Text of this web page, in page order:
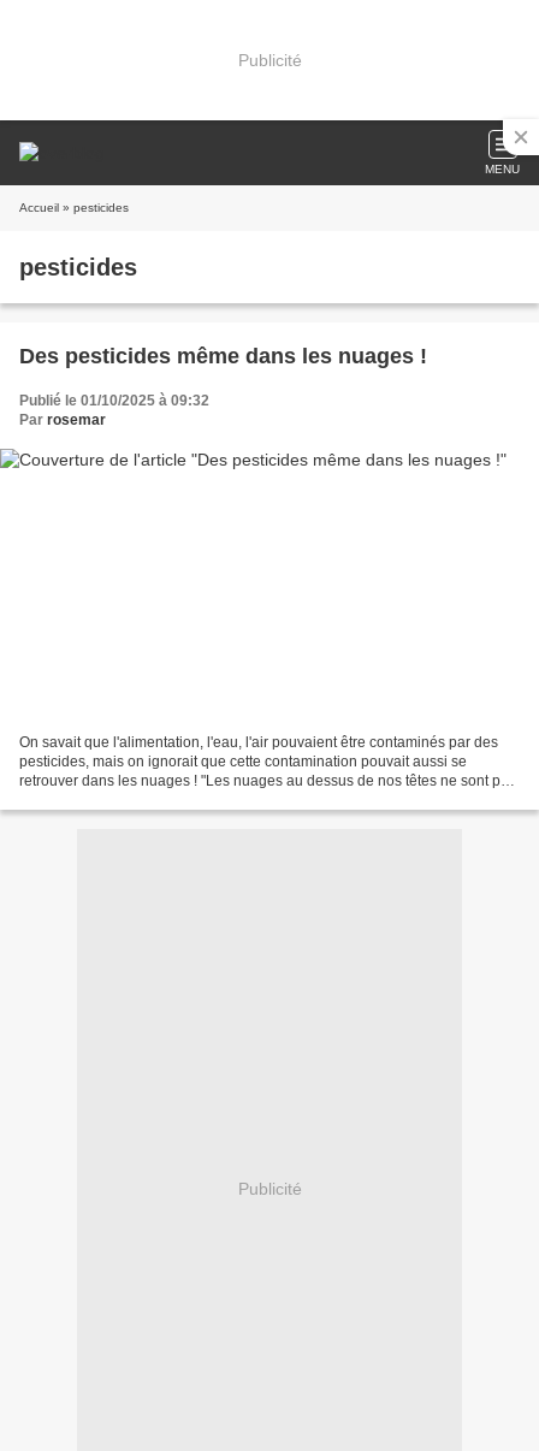
Publicité
MENU
Accueil » pesticides
pesticides
Des pesticides même dans les nuages !
Publié le 01/10/2025 à 09:32
Par rosemar
On savait que l'alimentation, l'eau, l'air pouvaient être contaminés par des
pesticides, mais on ignorait que cette contamination pouvait aussi se
retrouver dans les nuages ! "Les nuages au dessus de nos têtes ne sont pas
Publicité